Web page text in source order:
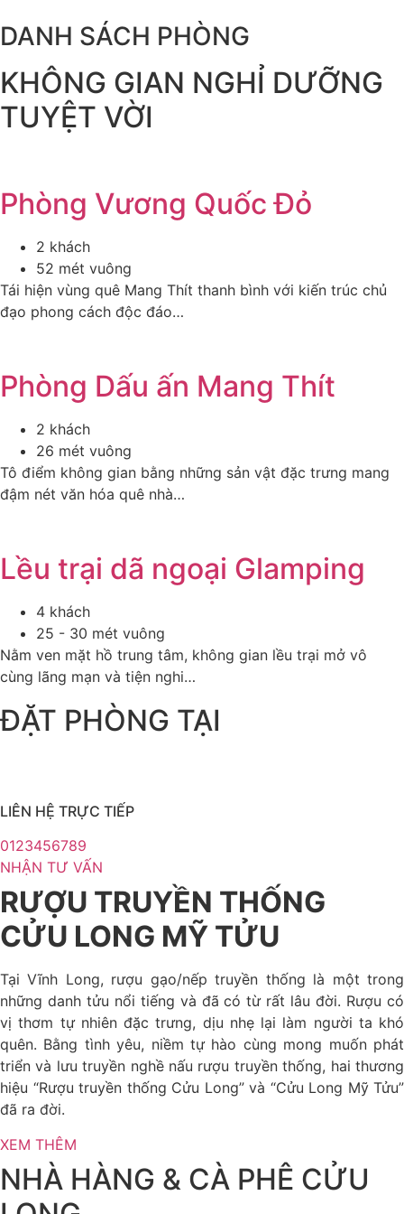
DANH SÁCH PHÒNG
KHÔNG GIAN NGHỈ DƯỠNG
TUYỆT VỜI
Phòng Vương Quốc Đỏ
2 khách
52 mét vuông
Tái hiện vùng quê Mang Thít thanh bình với kiến trúc chủ
đạo phong cách độc đáo…
Phòng Dấu ấn Mang Thít
2 khách
26 mét vuông
Tô điểm không gian bằng những sản vật đặc trưng mang
đậm nét văn hóa quê nhà…
Lều trại dã ngoại Glamping
4 khách
25 - 30 mét vuông
Nằm ven mặt hồ trung tâm, không gian lều trại mở vô
cùng lãng mạn và tiện nghi…
ĐẶT PHÒNG TẠI
LIÊN HỆ TRỰC TIẾP
0123456789
NHẬN TƯ VẤN
RƯỢU TRUYỀN THỐNG
CỬU LONG MỸ TỬU
Tại Vĩnh Long, rượu gạo/nếp truyền thống là một trong
những danh tửu nổi tiếng và đã có từ rất lâu đời. Rượu có
vị thơm tự nhiên đặc trưng, dịu nhẹ lại làm người ta khó
quên. Bằng tình yêu, niềm tự hào cùng mong muốn phát
triển và lưu truyền nghề nấu rượu truyền thống, hai thương
hiệu “Rượu truyền thống Cửu Long” và “Cửu Long Mỹ Tửu”
đã ra đời.
XEM THÊM
NHÀ HÀNG & CÀ PHÊ CỬU